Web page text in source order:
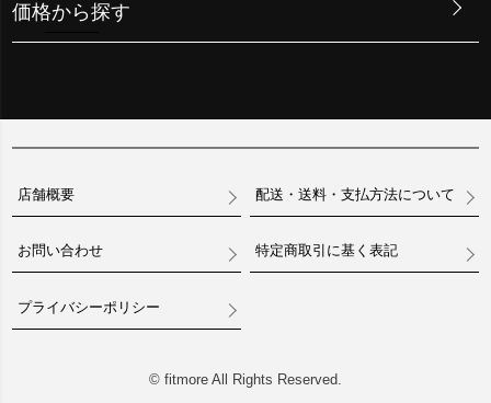
価格から探す
店舗概要 配送・送料・支払方法について
お問い合わせ 特定商取引に基く表記
プライバシーポリシー
© fitmore All Rights Reserved.